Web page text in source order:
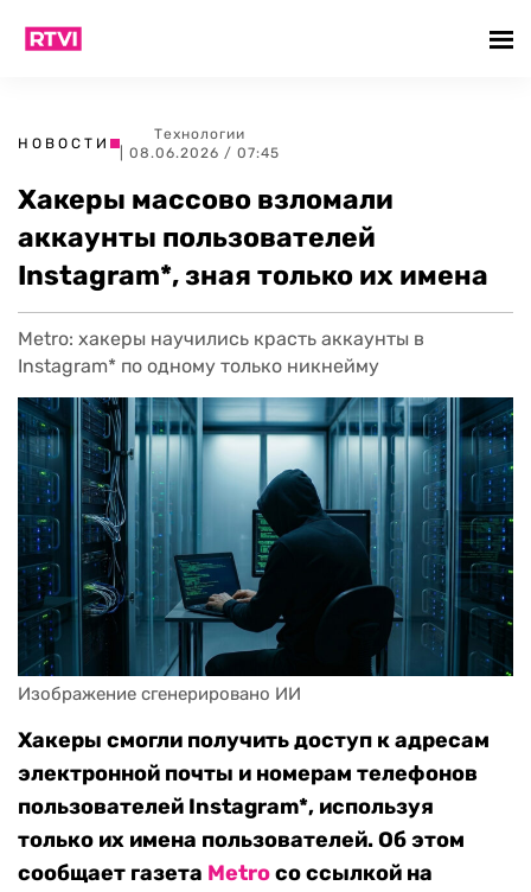
НОВОСТИ
Технологии
| 08.06.2026 / 07:45
Хакеры массово взломали
аккаунты пользователей
Instagram*, зная только их имена
Metro: хакеры научились красть аккаунты в
Instagram* по одному только никнейму
Изображение сгенерировано ИИ
Хакеры смогли получить доступ к адресам
электронной почты и номерам телефонов
пользователей Instagram*, используя
только их имена пользователей. Об этом
сообщает газета Metroсо ссылкой на